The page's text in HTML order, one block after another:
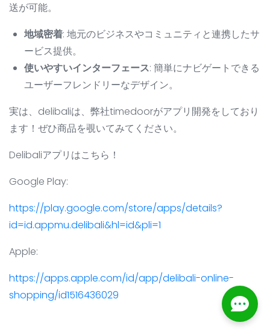
送が可能。
地域密着: 地元のビジネスやコミュニティと連携したサ
ービス提供。
使いやすいインターフェース: 簡単にナビゲートできる
ユーザーフレンドリーなデザイン。
実は、delibaliは、弊社timedoorがアプリ開発をしており
ます！ぜひ商品を覗いてみてください。
Delibaliアプリはこちら！
Google Play:
https://play.google.com/store/apps/details?
id=id.appmu.delibali&hl=id&pli=1
Apple:
https://apps.apple.com/id/app/delibali-online-
shopping/id1516436029